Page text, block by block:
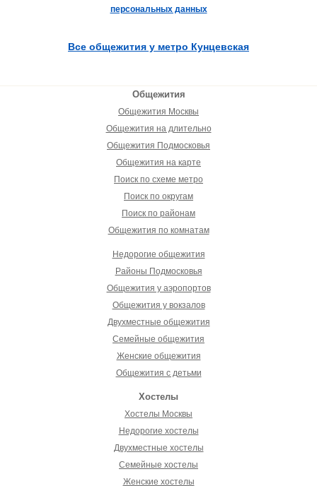
персональных данных
Все общежития у метро Кунцевская
Общежития
Общежития Москвы
Общежития на длительно
Общежития Подмосковья
Общежития на карте
Поиск по схеме метро
Поиск по округам
Поиск по районам
Общежития по комнатам
Недорогие общежития
Районы Подмосковья
Общежития у аэропортов
Общежития у вокзалов
Двухместные общежития
Семейные общежития
Женские общежития
Общежития с детьми
Хостелы
Хостелы Москвы
Недорогие хостелы
Двухместные хостелы
Семейные хостелы
Женские хостелы